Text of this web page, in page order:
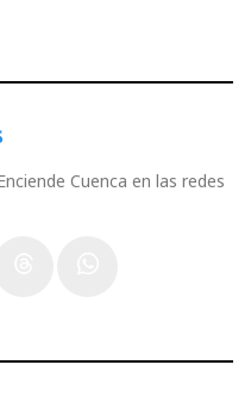
Cuenca en las redes